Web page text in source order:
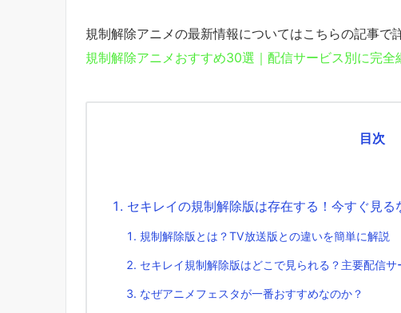
規制解除アニメの最新情報についてはこちらの記事で
規制解除アニメおすすめ30選｜配信サービス別に完全
目次
セキレイの規制解除版は存在する！今すぐ見
規制解除版とは？TV放送版との違いを簡単に解説
セキレイ規制解除版はどこで見られる？主要配信サ
なぜアニメフェスタが一番おすすめなのか？